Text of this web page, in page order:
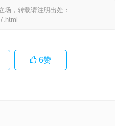
场，转载请注明出处：
6赞